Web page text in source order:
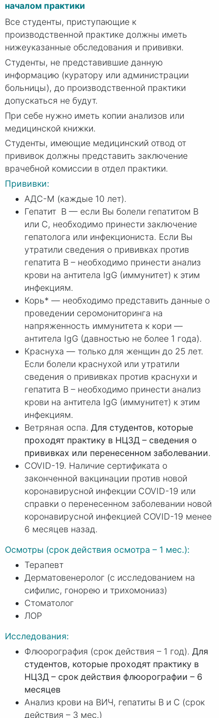
началом практики
Все студенты, приступающие к
производственной практике должны иметь
нижеуказанные обследования и прививки.
Студенты, не представившие данную
информацию (куратору или администрации
больницы), до производственной практики
допускаться не будут.
При себе нужно иметь копии анализов или
медицинской книжки.
Студенты, имеющие медицинский отвод от
прививок должны представить заключение
врачебной комиссии в отдел практики.
Прививки:
АДС-М (каждые 10 лет).
Гепатит В — если Вы болели гепатитом В
или С, необходимо принести заключение
гепатолога или инфекциониста. Если Вы
утратили сведения о прививках против
гепатита В – необходимо принести анализ
крови на антитела IgG (иммунитет) к этим
инфекциям.
Корь* — необходимо представить данные о
проведении серомониторинга на
напряженность иммунитета к кори —
антитела IgG (давностью не более 1 года).
Краснуха — только для женщин до 25 лет.
Если болели краснухой или утратили
сведения о прививках против краснухи и
гепатита В – необходимо принести анализ
крови на антитела IgG (иммунитет) к этим
инфекциям.
Ветряная оспа. Для студентов, которые
проходят практику в НЦЗД – сведения о
прививках или перенесенном заболевании.
COVID-19. Наличие сертификата о
законченной вакцинации против новой
коронавирусной инфекции COVID-19 или
справки о перенесенном заболевании новой
коронавирусной инфекцией COVID-19 менее
6 месяцев назад.
Осмотры (срок действия осмотра – 1 мес.):
Терапевт
Дерматовенеролог (с исследованием на
сифилис, гонорею и трихомониаз)
Стоматолог
ЛОР
Исследования:
Флюорография (срок действия – 1 год). Для
студентов, которые проходят практику в
НЦЗД – срок действия флюорографии – 6
месяцев
Анализ крови на ВИЧ, гепатиты В и С (срок
действия – 3 мес.)